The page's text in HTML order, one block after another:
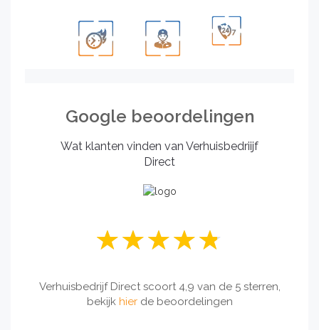
Google beoordelingen
Wat klanten vinden van Verhuisbedriijf
Direct
Verhuisbedrijf Direct scoort 4,9 van de 5 sterren,
bekijk hierde beoordelingen